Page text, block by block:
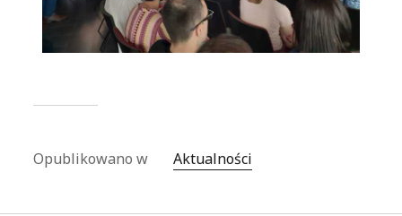
Opublikowano w Aktualności